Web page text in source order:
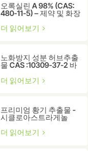
오록실린 A 98% (CAS:
480-11-5) – 제약 및 화장
품 연구용 천연 플라보노
이드 화합물
더 읽어보기
노화방지 성분 허브추출
물 CAS :10309-37-2 바
쿠치올
더 읽어보기
프리미엄 황기 추출물 -
시클로아스트라게놀
CAS:78574-94-4
더 읽어보기